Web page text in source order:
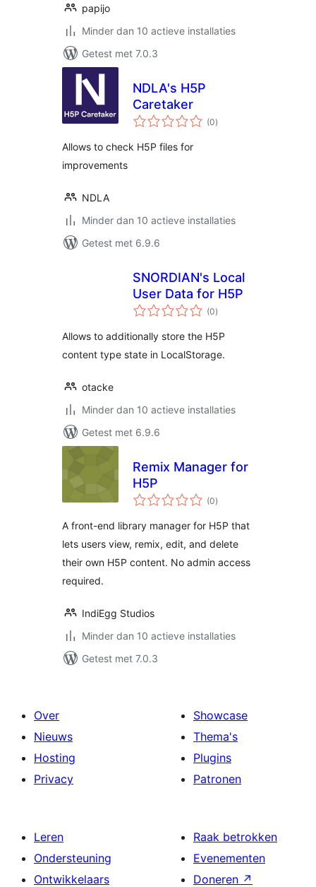
papijo
Minder dan 10 actieve installaties
Getest met 7.0.3
NDLA's H5P
Caretaker
(0totaal
waarderingen
)
Allows to check H5P files for
improvements
NDLA
Minder dan 10 actieve installaties
Getest met 6.9.6
SNORDIAN's Local
User Data for H5P
(0totaal
waarderingen
)
Allows to additionally store the H5P
content type state in LocalStorage.
otacke
Minder dan 10 actieve installaties
Getest met 6.9.6
Remix Manager for
H5P
(0totaal
waarderingen
)
A front-end library manager for H5P that
lets users view, remix, edit, and delete
their own H5P content. No admin access
required.
IndiEgg Studios
Minder dan 10 actieve installaties
Getest met 7.0.3
Over
Nieuws
Hosting
Privacy
Showcase
Thema's
Plugins
Patronen
Leren
Ondersteuning
Ontwikkelaars
Raak betrokken
Evenementen
Doneren ↗